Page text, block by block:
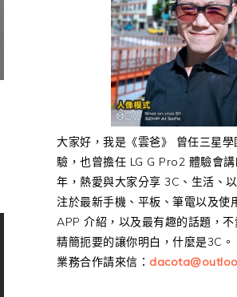
大家好，我是《雲爸》 曾任三星
驗，也曾擔任 LG G Pro2 體驗會
年，熱愛與大家分享 3C、生活、
注於最新手機、平板、筆電以及使
APP 介紹，以及最有趣的話題，不
精簡扼要的讓你明白，什麼是3C。
業務合作請來信：